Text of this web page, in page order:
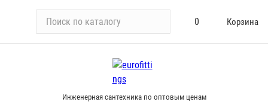
и
0 Корзина
Инженерная сантехника по оптовым ценам